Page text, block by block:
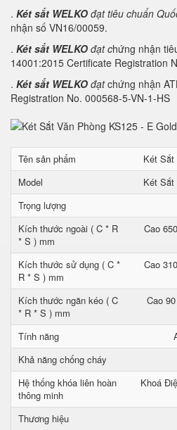
. Két sắt WELKO đạt tiêu chuẩn
nhận số VN16/00059.
. Két sắt WELKO đạt chứng nhận
14001:2015 Certificate Registration
. Két sắt WELKO đạtchứng nhận
Registration No. 000568-5-VN-1-HS
Tên sản phẩm
Két Sắt
Model
Két Sắt
Trọng lượng
Kích thước ngoài ( C * R
* S ) mm
Cao
Kích thước sử dụng ( C *
R * S ) mm
Cao
Kích thước ngăn kéo ( C
* R * S ) mm
Cao
Tính năng
Khả năng chống cháy
Hệ thống khóa liên hoàn
thông minh
Khoá
Thương hiệu